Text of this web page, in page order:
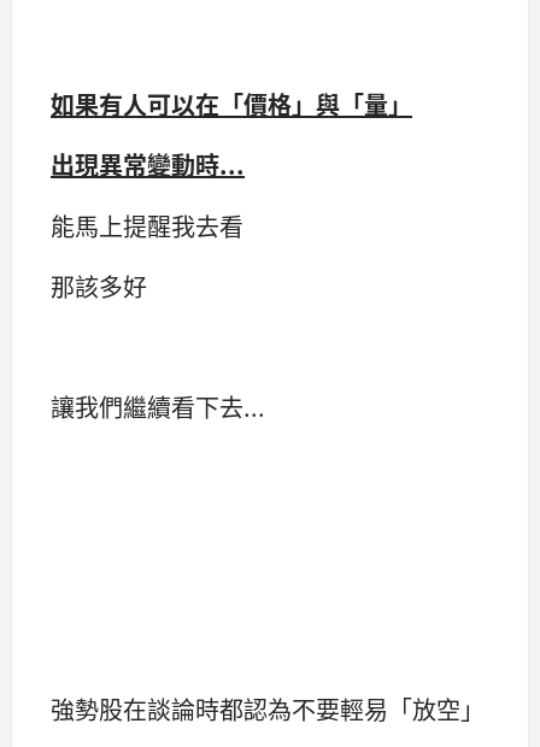
如果有人可以在「價格」與「量」
出現異常變動時...
能馬上提醒我去看
那該多好
讓我們繼續看下去...
強勢股在談論時都認為不要輕易「放空」